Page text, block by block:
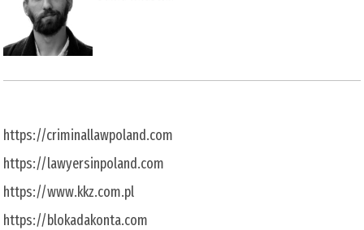
https://criminallawpoland.com
https://lawyersinpoland.com
https://www.kkz.com.pl
https://blokadakonta.com